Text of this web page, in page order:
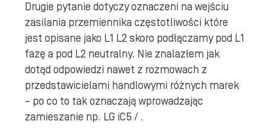
Drugie pytanie dotyczy oznaczeni na wejściu
zasilania przemiennika częstotliwości które
jest opisane jako L1 L2 skoro podłączamy pod L1
fazę a pod L2 neutralny. Nie znalazłem jak
dotąd odpowiedzi nawet z rozmowach z
przedstawicielami handlowymi różnych marek
– po co to tak oznaczają wprowadzając
zamieszanie np. LG iC5 / .